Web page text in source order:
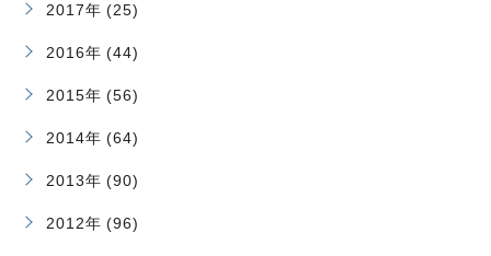
2017年 (25)
2016年 (44)
2015年 (56)
2014年 (64)
2013年 (90)
2012年 (96)